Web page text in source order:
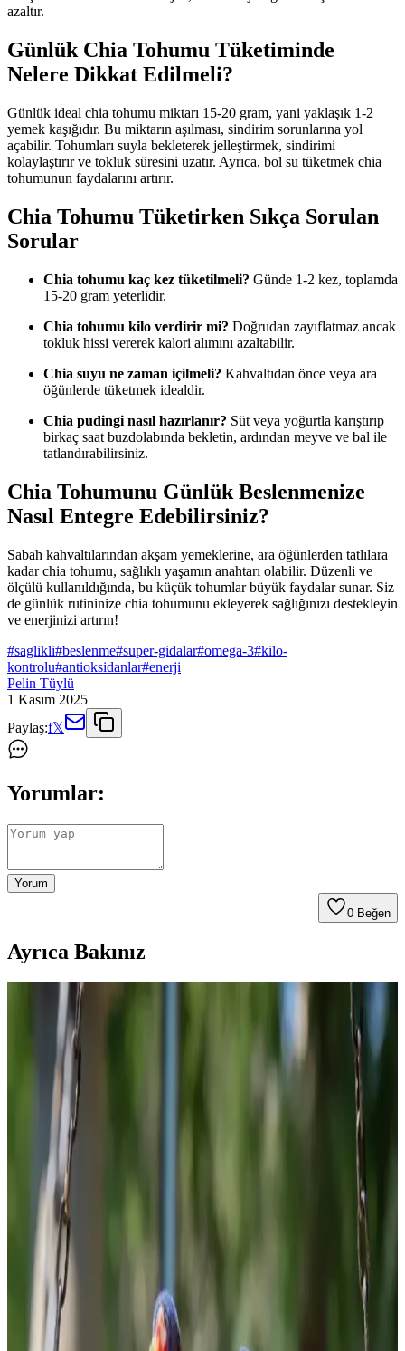
azaltır.
Günlük Chia Tohumu Tüketiminde
Nelere Dikkat Edilmeli?
Günlük ideal chia tohumu miktarı 15-20 gram, yani yaklaşık 1-2
yemek kaşığıdır. Bu miktarın aşılması, sindirim sorunlarına yol
açabilir. Tohumları suyla bekleterek jelleştirmek, sindirimi
kolaylaştırır ve tokluk süresini uzatır. Ayrıca, bol su tüketmek chia
tohumunun faydalarını artırır.
Chia Tohumu Tüketirken Sıkça Sorulan
Sorular
Chia tohumu kaç kez tüketilmeli? Günde 1-2 kez, toplamda
15-20 gram yeterlidir.
Chia tohumu kilo verdirir mi? Doğrudan zayıflatmaz ancak
tokluk hissi vererek kalori alımını azaltabilir.
Chia suyu ne zaman içilmeli? Kahvaltıdan önce veya ara
öğünlerde tüketmek idealdir.
Chia pudingi nasıl hazırlanır? Süt veya yoğurtla karıştırıp
birkaç saat buzdolabında bekletin, ardından meyve ve bal ile
tatlandırabilirsiniz.
Chia Tohumunu Günlük Beslenmenize
Nasıl Entegre Edebilirsiniz?
Sabah kahvaltılarından akşam yemeklerine, ara öğünlerden tatlılara
kadar chia tohumu, sağlıklı yaşamın anahtarı olabilir. Düzenli ve
ölçülü kullanıldığında, bu küçük tohumlar büyük faydalar sunar. Siz
de günlük rutininize chia tohumunu ekleyerek sağlığınızı destekleyin
ve enerjinizi artırın!
#saglikli#beslenme#super-gidalar#omega-3#kilo-
kontrolu#antioksidanlar#enerji
Pelin Tüylü
1 Kasım 2025
Paylaş:f𝕏
Yorumlar:
Yorum
0 Beğen
Ayrıca Bakınız
Evde Kolayca Hazırlanabilen Uygun Fiyatlı ve
Sağlıklı Tatlı Tarifleri
Evde bulunan temel malzemelerle hazırlanan ekonomik ve sağlıklı
tatlı tarifleri, farklı malzemelerle besleyici ve pratik çözümler
sunuyor. Tatlı ihtiyacınızı dengeli şekilde karşılayabilirsiniz.
Gıda ve İçecek Markaları: Ürün Çeşitliliği ve
Tüketici Tercihleri Analizi
Gıda ve içecek sektöründeki çeşitli markalar, ürün çeşitliliği ve kalite
standartlarıyla tüketicilerin ihtiyaçlarına cevap veriyor, rekabeti
şekillendiriyor.
Kahve Dünyası ve Marketlerdeki Granola
Seçenekleri Sağlıklı Yaşam İçin Uygun Alternatifler
Kahve Dünyası ve marketlerdeki granola ürünleri, doğal içerikleri
ve sağlıklı beslenmeye uygun özellikleriyle öne çıkıyor. Bu
makalede, granola'nın faydaları ve seçim kriterleri detaylandırıldı.